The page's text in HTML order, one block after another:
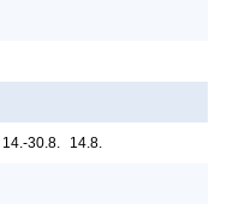
14.-30.8. 14.8.